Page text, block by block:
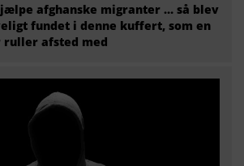
afghanske migranter … så blev
fundet i denne kuffert, som en
afsted med